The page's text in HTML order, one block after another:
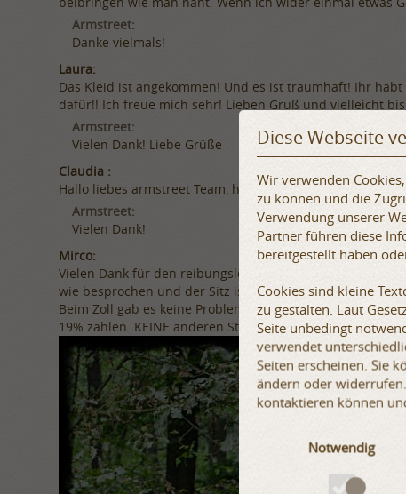
Armstreet:
Danke vielmals!
Laura:
Das Kleid ist angekommen! Und es ist traumhaft! Ihr
dafür!! Ich freue mich sehr! Lieben Gruß und vielleicht
Armstreet:
Vielen Dank! Liebe Grüße
Claudia :
Hallo liebes armstreet Team, habe heute das Päckchen
Armstreet:
Vielen Dank!
Mirco:
Vielen Dank für den reibungslosen Ablauf! Die Rüstung
wie besprochen und der Sitz ist einwandfrei. Meine
Beim Zoll gab es keine Probleme. Mit der Angabe des
19% zahlen. KEINE anderen Steuern. Alles war auch
Diese Webseite
Wir verwenden
zu können und die
Verwendung unserer
Partner führen diese
bereitgestellt haben
Cookies sind kleine
zu gestalten. Laut
Seite unbedingt
verwendet
Seiten erscheinen. Sie
ändern oder
kontaktieren können
Notwendig